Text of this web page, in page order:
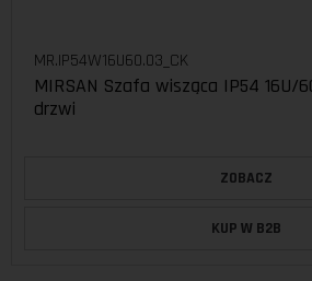
MR.IP54W16U60.03_CK
MIRSAN Szafa wisząca IP54 16U/
drzwi
ZOBACZ
KUP W B2B